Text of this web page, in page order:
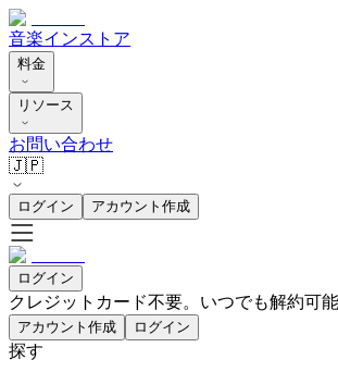
音楽インストア
料金
リソース
お問い合わせ
🇯🇵
ログイン アカウント作成
ログイン
クレジットカード不要。いつでも解約可能
アカウント作成 ログイン
探す